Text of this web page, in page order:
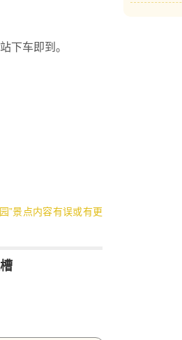
下车即到。
景点内容有误或有更